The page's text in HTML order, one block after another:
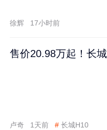
徐辉 17小时前
售价20.98万起！长
卢奇 1天前 # 长城H10